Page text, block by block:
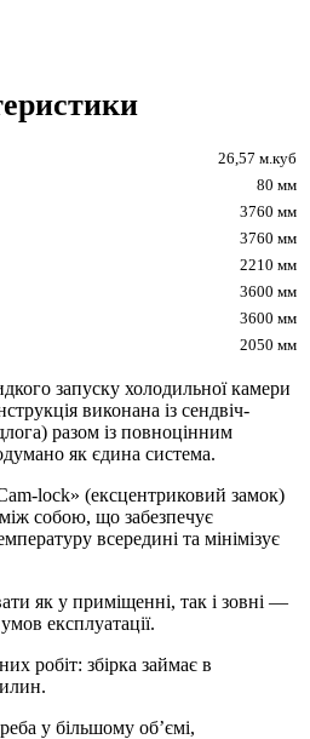
26,57 м.куб
80 мм
3760 мм
3760 мм
2210 мм
3600 мм
3600 мм
2050 мм
запуску холодильної камери
виконана із сендвіч-
разом із повноцінним
як єдина система.
lock» (ексцентриковий замок)
собою, що забезпечує
всередині та мінімізує
як у приміщенні, так і зовні —
експлуатації.
робіт: збірка займає в
у більшому об’ємі,